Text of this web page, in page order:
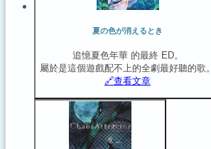
夏の色が消えるとき
追憶夏色年華 的最終 ED。
屬於是這個遊戲配不上的全劇最好聽的歌。
🔗️查看文章